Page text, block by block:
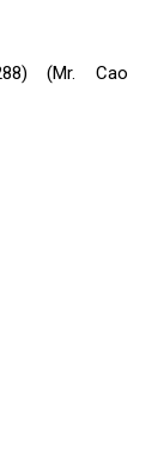
(Mr. Cao